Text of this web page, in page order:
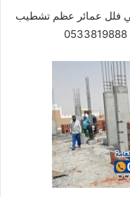
فلل عمائر عظم تشطيب